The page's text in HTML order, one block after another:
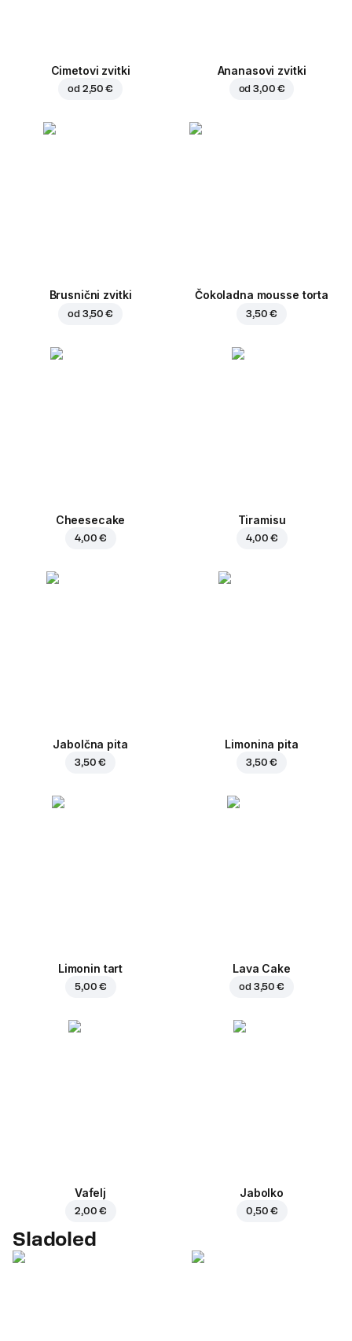
Cimetovi zvitki
od 2,50 €
Ananasovi zvitki
od3,00 €
Brusnični zvitki
od 3,50 €
Čokoladna mousse torta
3,50 €
Cheesecake
4,00 €
Tiramisu
4,00 €
Jabolčna pita
3,50 €
Limonina pita
3,50 €
Limonin tart
5,00 €
Lava Cake
od 3,50 €
Vafelj
2,00 €
Jabolko
0,50 €
Sladoled